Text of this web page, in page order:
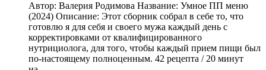
Автор: Валерия Родимова Название: Умное ПП меню
(2024) Описание: Этот сборник собрал в себе то, что
готовлю я для себя и своего мужа каждый день с
корректировками от квалифицированного
нутрициолога, для того, чтобы каждый прием пищи был
по-настоящему полноценным. 42 рецепта / 20 минут